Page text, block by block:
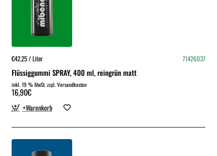
€42.25 / Liter 71426037
Flüssiggummi SPRAY, 400 ml, reingrün matt
inkl. 19 % MwSt. zzgl. Versandkosten
16,90€
+Warenkorb